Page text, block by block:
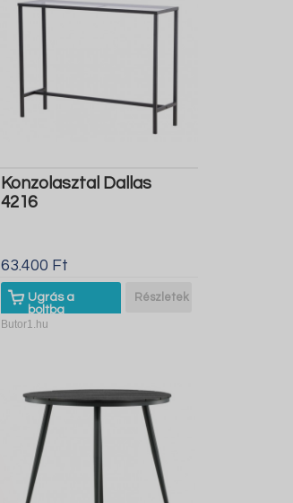
Konzolasztal Dallas
4216
63.400 Ft
Ugrás a
boltba
Részletek
Butor1.hu